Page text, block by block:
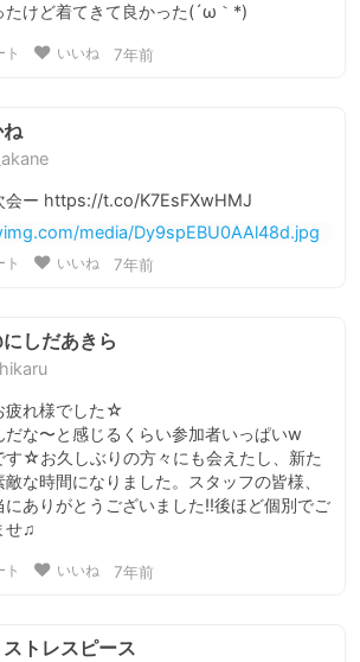
たけど着てきて良かった(´ω｀*)
ト いいね 7年前
会ー https://t.co/K7EsFXwHMJ
ト いいね 7年前
しだあきら
疲れ様でした☆
だな〜と感じるくらい参加者いっぱいw
す☆お久しぶりの方々にも会えたし、新た
な時間になりました。スタッフの皆様、
ありがとうございました!!後ほど個別でご
せ♫
ト いいね 7年前
ストレスピース